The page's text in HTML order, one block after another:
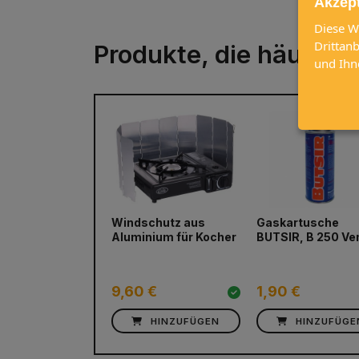
Produkte, die häufig
Windschutz aus
Aluminium für Kocher
9,60 €
HINZUFÜGEN
Gaskartusche
BUTSIR, B 250
1,90 €
prev
Diese
und